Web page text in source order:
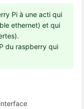
Pi à une acti qui
ethernet) et qui
du raspberry qui